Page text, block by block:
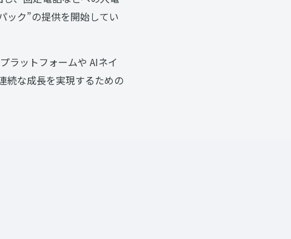
ック”の提供を開始してい
ラットフォームや AIネイ
続な成長を実現するための